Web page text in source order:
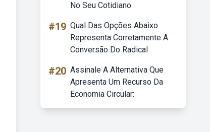
No Seu Cotidiano
#19 Qual Das Opções Abaixo
Representa Corretamente A
Conversão Do Radical
#20 Assinale A Alternativa Que
Apresenta Um Recurso Da
Economia Circular: